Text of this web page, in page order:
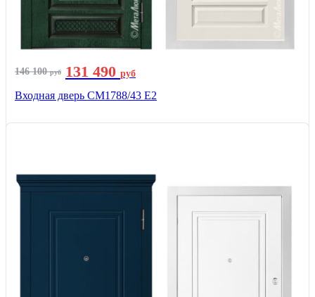
146 100руб 131 490 руб
Входная дверь СМ1788/43 E2